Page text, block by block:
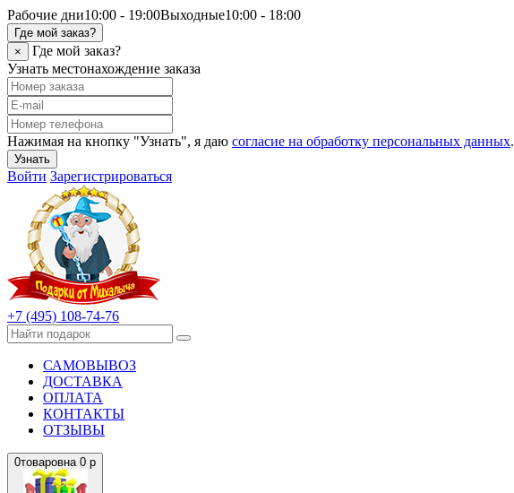
Рабочие дни10:00 - 19:00Выходные10:00 - 18:00
Где мой заказ?
×
Где мой заказ?
Узнать местонахождение заказа
Нажимая на кнопку "Узнать", я даю согласие на обработку персональных данных.
Узнать
Войти Зарегистрироваться
+7 (495) 108-74-76
САМОВЫВОЗ
ДОСТАВКА
ОПЛАТА
КОНТАКТЫ
ОТЗЫВЫ
0товаровна 0 р